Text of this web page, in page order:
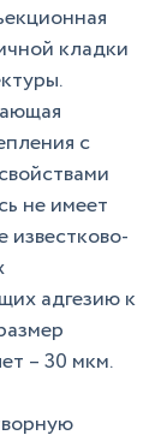
кладки
с
не имеет
адгезию к
– 30 мкм.